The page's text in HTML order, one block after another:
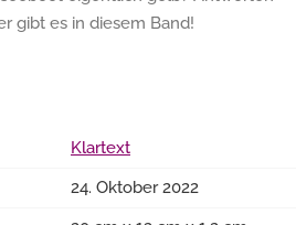
gibt es in diesem Band!
Klartext
24. Oktober 2022